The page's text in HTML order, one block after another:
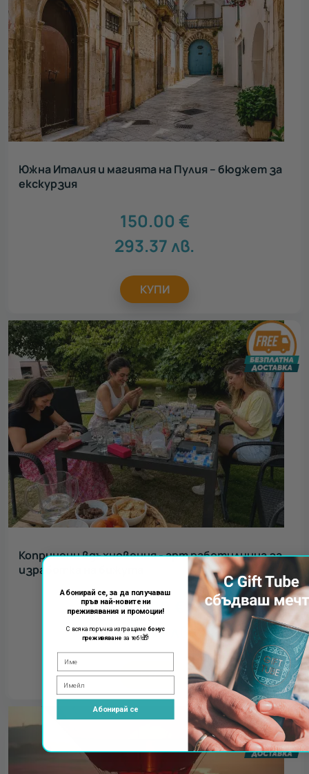
Южна Италия и магията на Пулия – бюджет за
екскурзия
150.00 €
293.37лв.
КУПИ
Копринени вдъхновения - арт работилница за
изработка на бижута
55.00
107.57
КУПИ
Абонирай се, за да получаваш
пръв най-новите ни
преживявания и промоции!
С всяка поръчка изпращаме бонус
преживяванеза теб!🎁
Абонирай се